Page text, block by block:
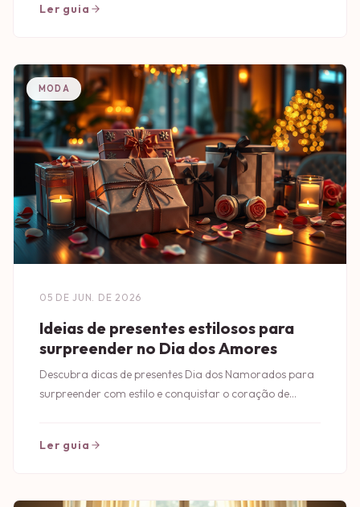
Ler guia
MODA
05 DE JUN. DE 2026
Ideias de presentes estilosos para
surpreender no Dia dos Amores
Descubra dicas de presentes Dia dos Namorados para
surpreender com estilo e conquistar o coração de
Ler guia